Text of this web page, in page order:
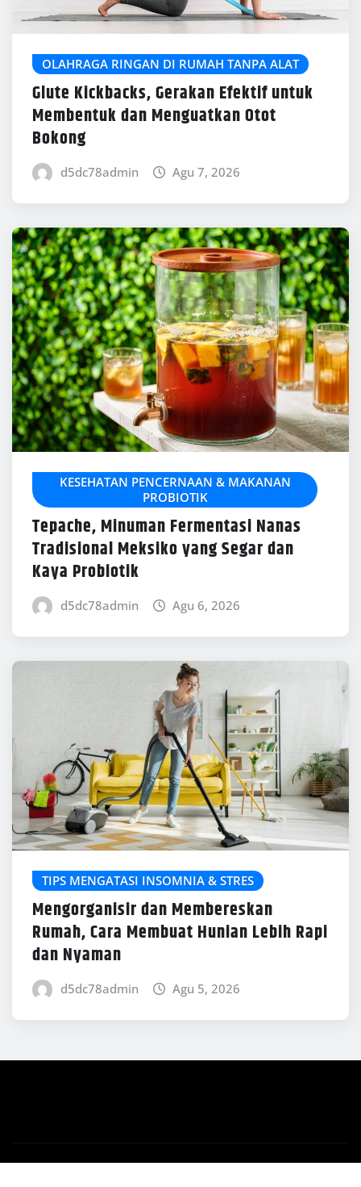
OLAHRAGA RINGAN DI RUMAH TANPA ALAT
Glute Kickbacks, Gerakan Efektif untuk
Membentuk dan Menguatkan Otot
Bokong
d5dc78admin Agu 7, 2026
KESEHATAN PENCERNAAN & MAKANAN
PROBIOTIK
Tepache, Minuman Fermentasi Nanas
Tradisional Meksiko yang Segar dan
Kaya Probiotik
d5dc78admin Agu 6, 2026
TIPS MENGATASI INSOMNIA & STRES
Mengorganisir dan Membereskan
Rumah, Cara Membuat Hunian Lebih Rapi
dan Nyaman
d5dc78admin Agu 5, 2026